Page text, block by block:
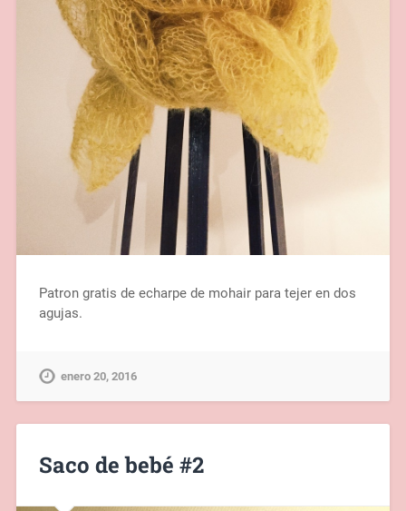
Patron gratis de echarpe de mohair para tejer en dos
agujas.
enero 20, 2016
Saco de bebé #2